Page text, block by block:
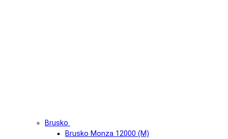
Brusko
Brusko Monza 12000 (М)